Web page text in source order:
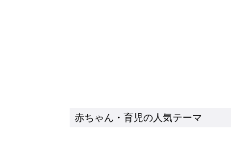
赤ちゃん・育児の人気テーマ